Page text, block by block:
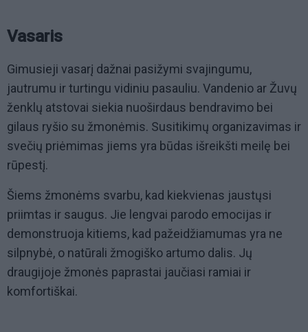
Vasaris
Gimusieji vasarį dažnai pasižymi svajingumu,
jautrumu ir turtingu vidiniu pasauliu. Vandenio ar Žuvų
ženklų atstovai siekia nuoširdaus bendravimo bei
gilaus ryšio su žmonėmis. Susitikimų organizavimas ir
svečių priėmimas jiems yra būdas išreikšti meilę bei
rūpestį.
Šiems žmonėms svarbu, kad kiekvienas jaustųsi
priimtas ir saugus. Jie lengvai parodo emocijas ir
demonstruoja kitiems, kad pažeidžiamumas yra ne
silpnybė, o natūrali žmogiško artumo dalis. Jų
draugijoje žmonės paprastai jaučiasi ramiai ir
komfortiškai.